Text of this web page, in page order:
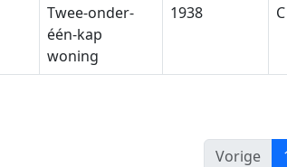
Twee-onder-
één-kap
woning
1938 C
Vorige